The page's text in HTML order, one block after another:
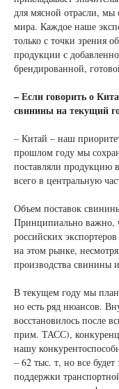
для мясной отрасли, мы
мира. Каждое наше
только с точки зрения
продукции с
брендированной,
– Если говорить о
свинины на текущий
– Китай – наш
прошлом году мы
поставляли продукцию
всего в центральную
Объем поставок
Принципиально важно,
российских
на этом рынке,
производства свинины
В текущем году мы
но есть ряд нюансов.
восстановилось после
прим. ТАСС),
нашу
– 62 тыс. т, но все
поддержки